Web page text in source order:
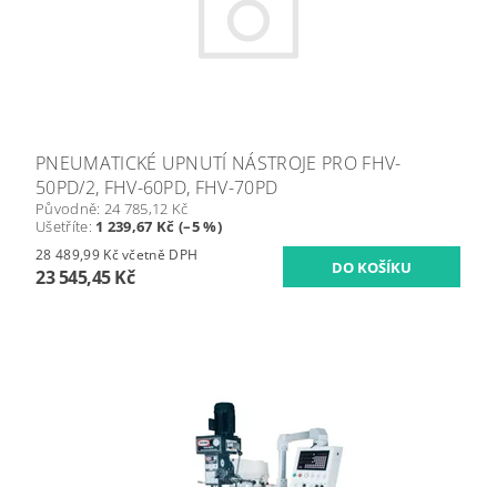
PNEUMATICKÉ UPNUTÍ NÁSTROJE PRO FHV-
50PD/2, FHV-60PD, FHV-70PD
Původně: 24 785,12 Kč
Ušetříte: 1 239,67 Kč (–5 %)
28 489,99 Kč včetně DPH
23 545,45 Kč